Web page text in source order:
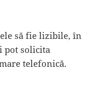
să fie lizibile, în
pot solicita
telefonică.